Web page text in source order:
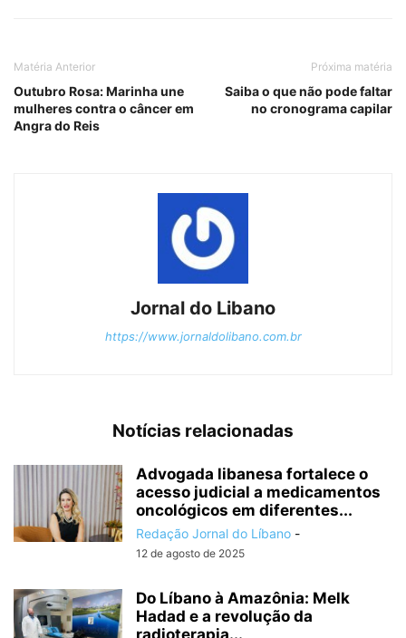
Matéria Anterior
Outubro Rosa: Marinha une
mulheres contra o câncer em
Angra do Reis
Próxima matéria
Saiba o que não pode faltar
no cronograma capilar
Jornal do Libano
https://www.jornaldolibano.com.br
Notícias relacionadas
Advogada libanesa fortalece o
acesso judicial a medicamentos
oncológicos em diferentes...
Redação Jornal do Líbano -
12 de agosto de 2025
Do Líbano à Amazônia: Melk
Hadad e a revolução da